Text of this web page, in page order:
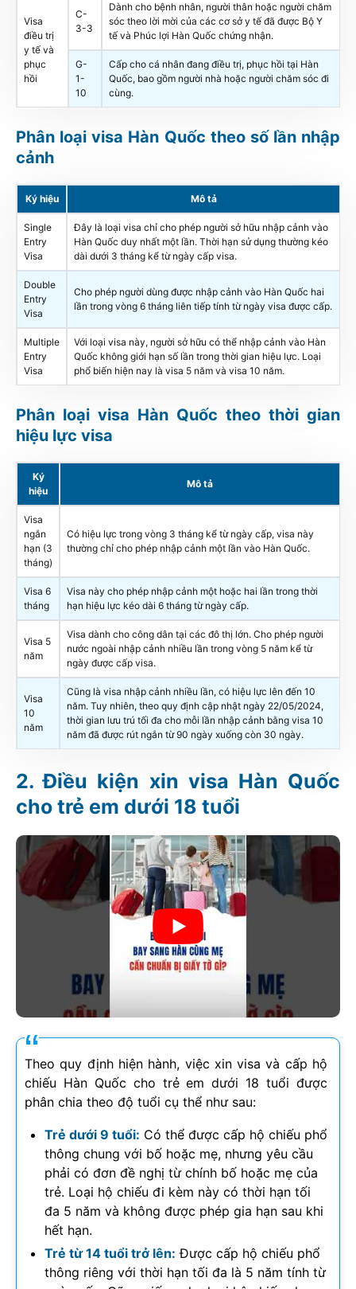
Visa
điều trị
y tế và
phục
hồi
C-
3-3
Dành cho bệnh nhân, người thân hoặc người chăm
sóc theo lời mời của các cơ sở y tế đã được Bộ Y
tế và Phúc lợi Hàn Quốc chứng nhận.
G-
1-
10
Cấp cho cá nhân đang điều trị, phục hồi tại Hàn
Quốc, bao gồm người nhà hoặc người chăm sóc đi
cùng.
Phân loại visa Hàn Quốc theo số lần nhập
cảnh
Ký hiệu Mô tả
Single
Entry
Visa
Đây là loại visa chỉ cho phép người sở hữu nhập cảnh vào
Hàn Quốc duy nhất một lần. Thời hạn sử dụng thường kéo
dài dưới 3 tháng kể từ ngày cấp visa.
Double
Entry
Visa
Cho phép người dùng được nhập cảnh vào Hàn Quốc hai
lần trong vòng 6 tháng liên tiếp tính từ ngày visa được cấp.
Multiple
Entry
Visa
Với loại visa này, người sở hữu có thể nhập cảnh vào Hàn
Quốc không giới hạn số lần trong thời gian hiệu lực. Loại
phổ biến hiện nay là visa 5 năm và visa 10 năm.
Phân loại visa Hàn Quốc theo thời gian
hiệu lực visa
Ký
hiệu
Mô tả
Visa
ngắn
hạn (3
tháng)
Có hiệu lực trong vòng 3 tháng kể từ ngày cấp, visa này
thường chỉ cho phép nhập cảnh một lần vào Hàn Quốc.
Visa 6
tháng
Visa này cho phép nhập cảnh một hoặc hai lần trong thời
hạn hiệu lực kéo dài 6 tháng từ ngày cấp.
Visa 5
năm
Visa dành cho công dân tại các đô thị lớn. Cho phép người
nước ngoài nhập cảnh nhiều lần trong vòng 5 năm kể từ
ngày được cấp visa.
Visa
10
năm
Cũng là visa nhập cảnh nhiều lần, có hiệu lực lên đến 10
năm. Tuy nhiên, theo quy định cập nhật ngày 22/05/2024,
thời gian lưu trú tối đa cho mỗi lần nhập cảnh bằng visa 10
năm đã được rút ngắn từ 90 ngày xuống còn 30 ngày.
Điều kiện xin visa Hàn Quốc
cho trẻ em dưới 18 tuổi
Theo quy định hiện hành, việc xin visa và cấp hộ
chiếu Hàn Quốc cho trẻ em dưới 18 tuổi được
phân chia theo độ tuổi cụ thể như sau:
Trẻ dưới 9 tuổi: Có thể được cấp hộ chiếu phổ
thông chung với bố hoặc mẹ, nhưng yêu cầu
phải có đơn đề nghị từ chính bố hoặc mẹ của
trẻ. Loại hộ chiếu đi kèm này có thời hạn tối
đa 5 năm và không được phép gia hạn sau khi
hết hạn.
Trẻ từ 14 tuổi trở lên: Được cấp hộ chiếu phổ
thông riêng với thời hạn tối đa là 5 năm tính từ